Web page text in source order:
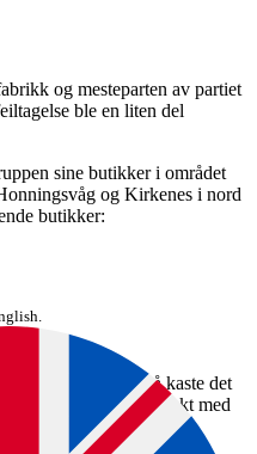
og mesteparten av partiet
ble en liten del
sine butikker i området
og Kirkenes i nord
butikker:
produktet bes om å kaste det
spørsmål, ta kontakt med